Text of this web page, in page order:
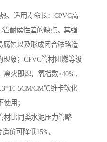
、适用寿命长：CPVC高
管耐侯性差的缺点。其强
腐蚀以及形成闭合磁路造
象；CPVC管材阻燃等级
火即熄，氧指数≥40%，
5CM/CM℃维卡软化
用；
材比同类水泥压力管略
价可降低15%。